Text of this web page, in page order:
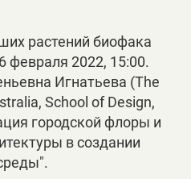
растений биофака
февраля 2022, 15:00.
Игнатьева (The
School of Design,
городской флоры и
в создании